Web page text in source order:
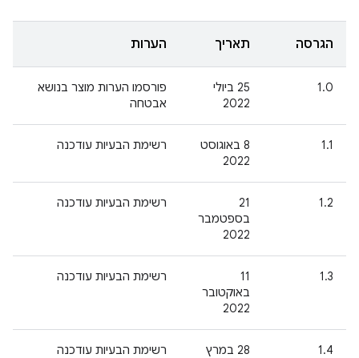
הגרסה תאריך הערות
1.0
‫25 ביולי
2022
פורסמו הערות מוצר בנושא
אבטחה
1.1
‫8 באוגוסט
2022
רשימת הבעיות עודכנה
1.2
‫21
בספטמבר
2022
רשימת הבעיות עודכנה
1.3
‫11
באוקטובר
2022
רשימת הבעיות עודכנה
1.4
‫28 במרץ
רשימת הבעיות עודכנה